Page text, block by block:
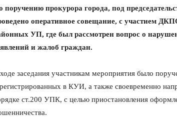
поручению прокурора города, под
оперативное совещание, с участием
УП, где был рассмотрен вопрос о
и жалоб граждан.
заседания участникам мероприятия было
в КУИ, а также своевременно
ст.200 УПК, с целью приостановления